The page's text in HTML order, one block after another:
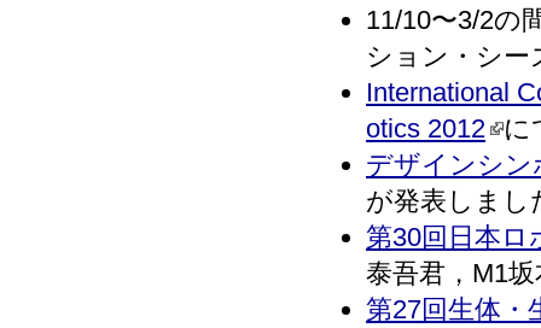
11/10〜3/2の
ション・シー
International
otics 2012
に
デザインシン
が発表しまし
第30回日本ロ
泰吾君，M1
第27回生体・